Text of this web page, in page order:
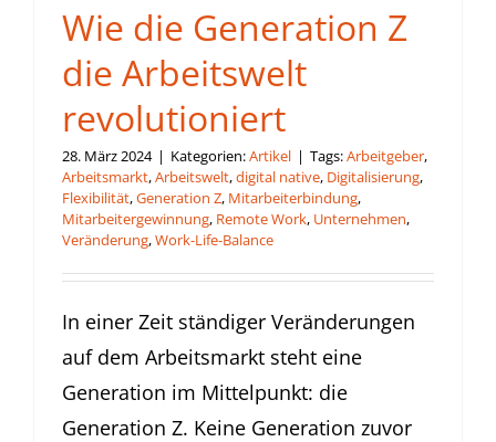
Wie die Generation Z
die Arbeitswelt
revolutioniert
28. März 2024 | Kategorien:Artikel | Tags:Arbeitgeber,
Arbeitsmarkt,Arbeitswelt,digital native, Digitalisierung,
Flexibilität,Generation Z, Mitarbeiterbindung,
Mitarbeitergewinnung, Remote Work, Unternehmen,
Veränderung,Work-Life-Balance
In einer Zeit ständiger Veränderungen
auf dem Arbeitsmarkt steht eine
Generation im Mittelpunkt: die
Generation Z. Keine Generation zuvor